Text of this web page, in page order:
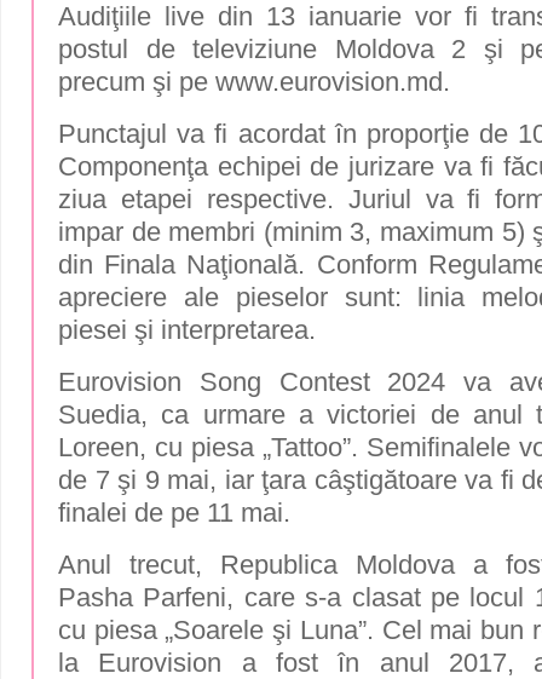
Audiţiile live din 13 ianuarie vor fi
postul de televiziune Moldova 2 şi
precum şi pe www.eurovision.md.
Punctajul va fi acordat în proporţie de
Componenţa echipei de jurizare va fi
ziua etapei respective. Juriul va fi
impar de membri (minim 3, maximum 5)
din Finala Naţională. Conform
apreciere ale pieselor sunt: linia
piesei şi interpretarea.
Eurovision Song Contest 2024 va
Suedia, ca urmare a victoriei de anul
Loreen, cu piesa „Tattoo”. Semifinalele
de 7 şi 9 mai, iar ţara câştigătoare va fi
finalei de pe 11 mai.
Anul trecut, Republica Moldova a
Pasha Parfeni, care s-a clasat pe locul
cu piesa „Soarele şi Luna”. Cel mai bun
la Eurovision a fost în anul 2017,